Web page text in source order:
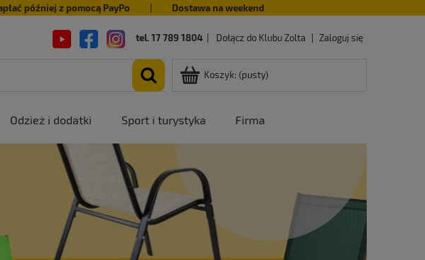
później z pomocą PayPo Dostawa na weekend
tel. 17 789 1804 Dołącz do Klubu Zolta Zaloguj się
Koszyk: (pusty)
Odzież i dodatki Sport i turystyka Firma